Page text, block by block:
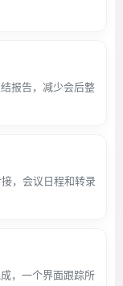
报告，减少会后整
，会议日程和转录
，一个界面跟踪所